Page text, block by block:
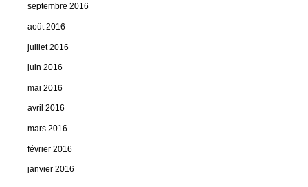
septembre 2016
août 2016
juillet 2016
juin 2016
mai 2016
avril 2016
mars 2016
février 2016
janvier 2016